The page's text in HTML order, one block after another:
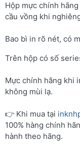
Hộp mực chính
cầu vồng khi
Bao bì in rõ nét, có
Trên hộp có số
Mực chính hãng khi
không mùi lạ.
👉 Khi mua tại
100% hàng chính
hành theo hãng.